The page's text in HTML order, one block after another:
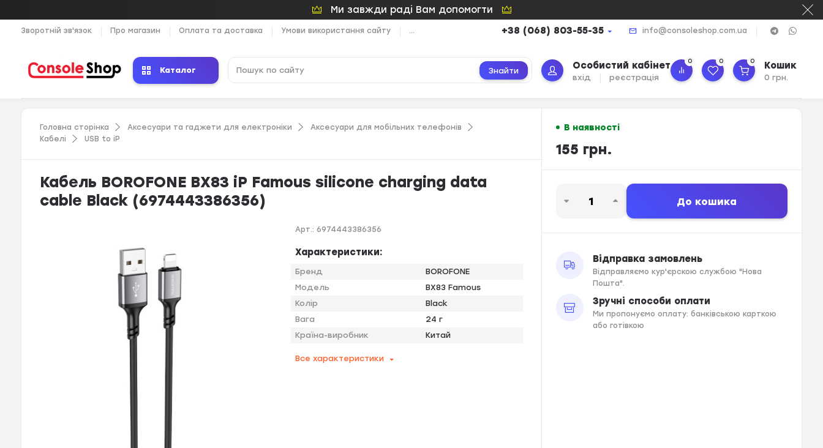
Ми завжди раді Вам допомогти
Зворотній зв'язок Про магазин Оплата та доставка Умови використання сайту ... +38 (068) 803-55-35 info@consoleshop.com.ua
Каталог Знайти Особистий кабінет
вхід реєстрація
0 0 0 Кошик
0 грн.
Головна сторінка Аксесуари та гаджети для електроніки
Аксесуари для мобільних телефонів
Кабелі
USB to iP
Кабель BOROFONE BX83 iP Famous silicone charging data
cable Black (6974443386356)
Арт.:6974443386356
Характеристики:
Бренд
BOROFONE
Модель
BX83 Famous
Колір
Black
Вага
24 г
Країна-виробник
Китай
Все характеристики
В наявності
155 грн.
До кошика
Відправка замовлень
Відправляємо кур'єрскою службою "Нова
Пошта".
Зручні способи оплати
Ми пропонуємо оплату: банківською карткою
або готівкою